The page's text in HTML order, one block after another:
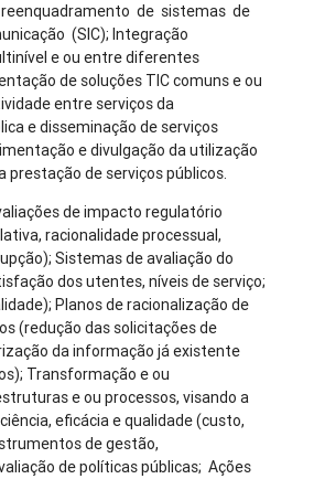
de sistemas de
(SIC); Integração
e ou entre diferentes
de soluções TIC comuns e ou
entre serviços da
e disseminação de serviços
e divulgação da utilização
prestação de serviços públicos.
de impacto regulatório
racionalidade processual,
Sistemas de avaliação do
dos utentes, níveis de serviço;
Planos de racionalização de
(redução das solicitações de
da informação já existente
Transformação e ou
e ou processos, visando a
eficácia e qualidade (custo,
de gestão,
de políticas públicas; Ações